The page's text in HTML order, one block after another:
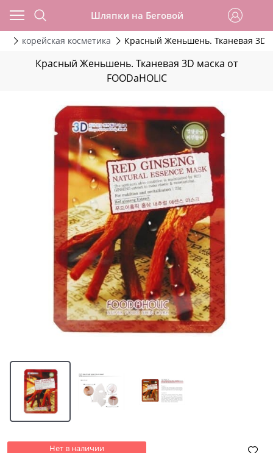
Шляпки на Беговой
корейская косметика Красный Женьшень. Тканевая 3D
Красный Женьшень. Тканевая 3D маска от
FOODaHOLIC
Нет в наличии